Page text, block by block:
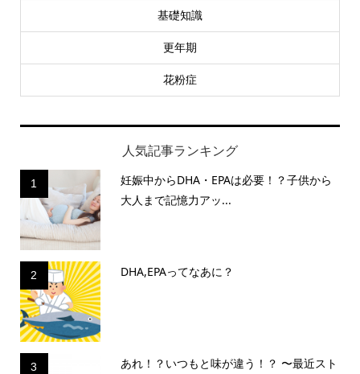
基礎知識
更年期
花粉症
人気記事ランキング
1
妊娠中からDHA・EPAは必要！？子供から
大人まで記憶力アッ...
2 DHA,EPAってなあに？
3
あれ！？いつもと味が違う！？ 〜最近スト